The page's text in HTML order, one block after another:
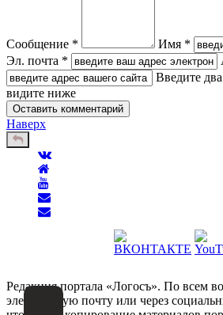
Сообщение *
Имя *
Эл. почта *
Введите
видите ниже
Наверх
Редакция портала «Логосъ». По всем
электронную почту или через